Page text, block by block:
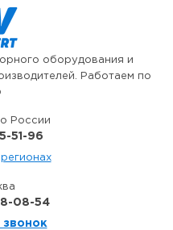
оборудования и
Работаем по
России
51-96
08-54
звонок